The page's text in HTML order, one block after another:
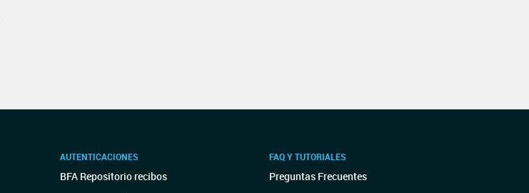
AUTENTICACIONES
BFA Repositorio recibos
FAQ Y TUTORIALES
Preguntas Frecuentes